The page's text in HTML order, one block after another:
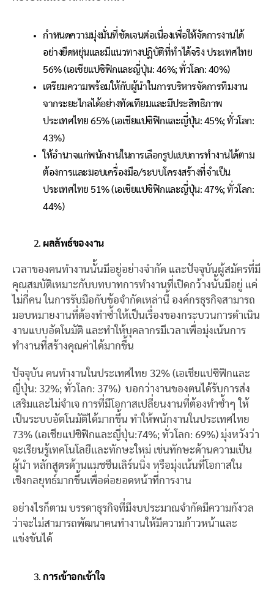
กำหนดความมุ่งมั่นที่ชัดเจนต่อเนื่องเพื่อให้จัดการงานได้
อย่างยืดหยุ่นและมีแนวทางปฏิบัติที่ทำได้จริง ประเทศไทย
56% (เอเชียแปซิฟิกและญี่ปุ่น: 46%; ทั่วโลก: 40%)
เตรียมความพร้อมให้กับผู้นำในการบริหารจัดการทีมงาน
จากระยะไกลได้อย่างทัดเทียมและมีประสิทธิภาพ
ประเทศไทย 65% (เอเชียแปซิฟิกและญี่ปุ่น: 45%; ทั่วโลก:
43%)
ให้อำนาจแก่พนักงานในการเลือกรูปแบบการทำงานได้ตาม
ต้องการและมอบเครื่องมือ/ระบบโครงสร้างที่จำเป็น
ประเทศไทย 51% (เอเชียแปซิฟิกและญี่ปุ่น: 47%; ทั่วโลก:
44%)
ผลลัพธ์ของงาน
เวลาของคนทำงานนั้นมีอยู่อย่างจำกัด และปัจจุบันผู้สมัครที่มี
คุณสมบัติเหมาะกับบทบาทการทำงานที่เปิดกว้างนั้นมีอยู่ แค่
ไม่กี่คน ในการรับมือกับข้อจำกัดเหล่านี้ องค์กรธุรกิจสามารถ
มอบหมายงานที่ต้องทำซ้ำให้เป็นเรื่องของกระบวนการดำเนิน
งานแบบอัตโนมัติ และทำให้บุคลากรมีเวลาเพื่อมุ่งเน้นการ
ทำงานที่สร้างคุณค่าได้มากขึ้น
ปัจจุบัน คนทำงานในประเทศไทย 32% (เอเชียแปซิฟิกและ
ญี่ปุ่น: 32%; ทั่วโลก: 37%) บอกว่างานของตนได้รับการส่ง
เสริมและไม่จำเจ การที่มีโอกาสเปลี่ยนงานที่ต้องทำซ้ำๆ ให้
เป็นระบบอัตโนมัติได้มากขึ้น ทำให้พนักงานในประเทศไทย
73% (เอเชียแปซิฟิกและญี่ปุ่น:74%; ทั่วโลก: 69%) มุ่งหวังว่า
จะเรียนรู้เทคโนโลยีและทักษะใหม่ เช่นทักษะด้านความเป็น
ผู้นำ หลักสูตรด้านแมชชีนเลิร์นนิ่ง หรือมุ่งเน้นที่โอกาสใน
เชิงกลยุทธ์มากขึ้นเพื่อต่อยอดหน้าที่การงาน
อย่างไรก็ตาม บรรดาธุรกิจที่มีงบประมาณจำกัดมีความกังวล
ว่าจะไม่สามารถพัฒนาคนทำงานให้มีความก้าวหน้าและ
แข่งขันได้
การเข้าอกเข้าใจ